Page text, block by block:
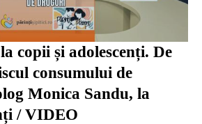
copii și adolescenți. De
consumului de
Monica Sandu, la
/ VIDEO